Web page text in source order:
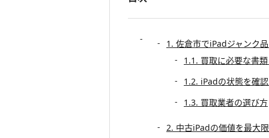
1. 佐倉市でiPadジャンク
1.1. 買取に必要な書
1.2. iPadの状態を確
1.3. 買取業者の選び方
2. 中古iPadの価値を最大